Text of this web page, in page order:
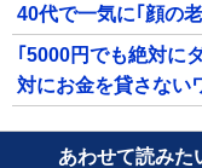
40代で一気に｢顔の
｢5000円でも絶対に
対にお金を貸さない
あわせて読みた